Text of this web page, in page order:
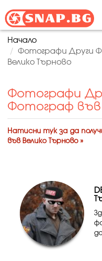
Начало
Фотографи Други
Велико Търново
Фотографи
Фотограф във
Натисни тук за да
във Велико Търново »